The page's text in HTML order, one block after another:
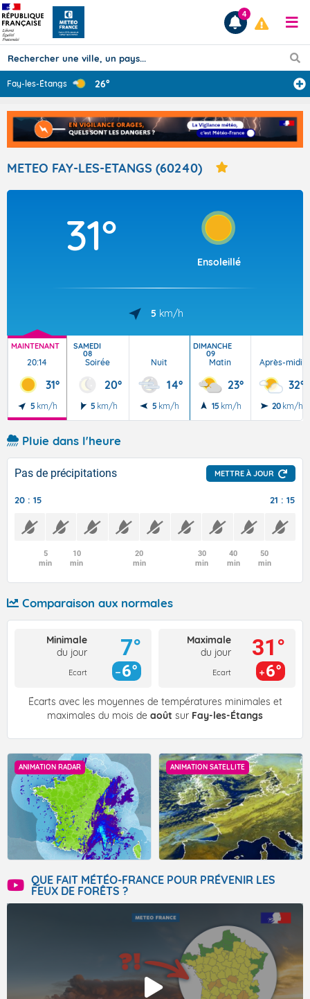
Prévisions
TOUS LES RÉSULTATS
Articles
4
Fay-les-Étangs 26°
METEO FAY-LES-ETANGS (60240)
31°
Ensoleillé
5 km/h
MAINTENANT
20:14
31°
5 km/h
SAMEDI
08
Soirée
20°
5 km/h
Nuit
14°
5 km/h
DIMANCHE
09
Matin
23°
15 km/h
Après-midi
32°
20 km/h
Pluie dans l'heure
Pas de précipitations METTRE À JOUR
20 : 15 21 : 15
5
min
10
min
20
min
30
min
40
min
50
min
Comparaison aux normales
Minimale
du jour
Ecart
7°
6°
Maximale
du jour
Ecart
31°
6°
Écarts avec les moyennes de températures minimales et
maximales du mois de août sur Fay-les-Étangs
ANIMATION RADAR ANIMATION SATELLITE
QUE FAIT MÉTÉO-FRANCE POUR PRÉVENIR LES
FEUX DE FORÊTS ?